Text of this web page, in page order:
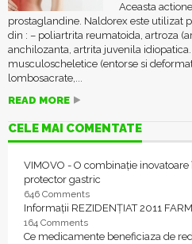
Aceasta
prostaglandine. Naldorex este utilizat
din : – poliartrita reumatoida, artroza
anchilozanta, artrita juvenila
musculoscheletice (entorse si
lombosacrate,...
READ MORE
CELE MAI COMENTATE
VIMOVO - O combinație
protector gastric
646 Comments
Informații REZIDENȚIAT 2011
164 Comments
Ce medicamente beneficiaza de